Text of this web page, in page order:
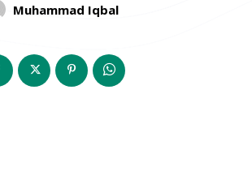
Muhammad Iqbal